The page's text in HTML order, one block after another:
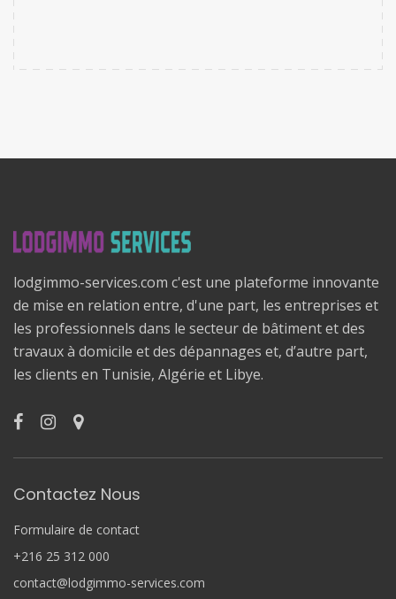
lodgimmo-services.com c'est une plateforme innovante
de mise en relation entre, d'une part, les entreprises et
les professionnels dans le secteur de bâtiment et des
travaux à domicile et des dépannages et, d’autre part,
les clients en Tunisie, Algérie et Libye.
Contactez Nous
Formulaire de contact
+216 25 312 000
contact@lodgimmo-services.com